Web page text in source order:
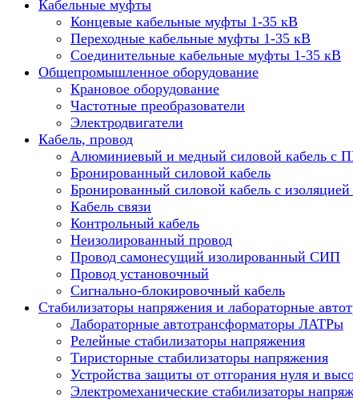
Кабельные муфты
Концевые кабельные муфты 1-35 кВ
Переходные кабельные муфты 1-35 кВ
Соединительные кабельные муфты 1-35 кВ
Общепромышленное оборудование
Крановое оборудование
Частотные преобразователи
Электродвигатели
Кабель, провод
Алюминиевый и медный силовой кабель с
Бронированный силовой кабель
Бронированный силовой кабель с
Кабель связи
Контрольный кабель
Неизолированный провод
Провод самонесущий изолированный СИП
Провод установочный
Сигнально-блокировочный кабель
Стабилизаторы напряжения и лабораторные
Лабораторные автотрансформаторы ЛАТРы
Релейные стабилизаторы напряжения
Тиристорные стабилизаторы напряжения
Устройства защиты от отгорания нуля и
Электромеханические стабилизаторы